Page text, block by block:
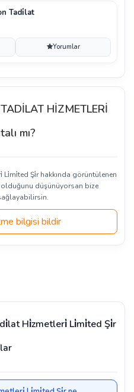
Tadi̇lat
Yorumlar
HİZMETLERİ
mı?
Şi̇r hakkında görüntülenen
düşünüyorsan bize
bilgisi bildir
Hi̇zmetleri̇ Li̇mi̇ted Şi̇r